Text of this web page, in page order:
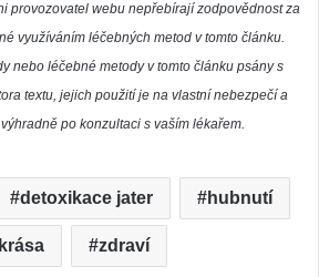
provozovatel webu nepřebírají zodpovědnost za
využíváním léčebných metod v tomto článku.
nebo léčebné metody v tomto článku psány s
textu, jejich použití je na vlastní nebezpečí a
po konzultaci s vaším lékařem.
detoxikace jater hubnutí
zdraví